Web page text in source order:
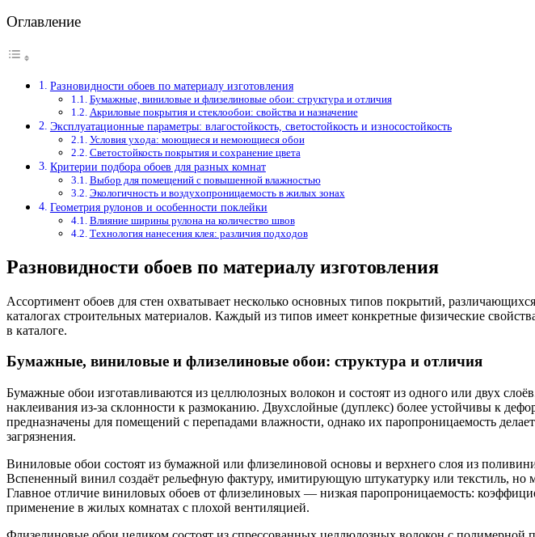
Оглавление
Разновидности обоев по материалу изготовления
Бумажные, виниловые и флизелиновые обои: структура и отличия
Акриловые покрытия и стеклообои: свойства и назначение
Эксплуатационные параметры: влагостойкость, светостойкость и износостойкость
Условия ухода: моющиеся и немоющиеся обои
Светостойкость покрытия и сохранение цвета
Критерии подбора обоев для разных комнат
Выбор для помещений с повышенной влажностью
Экологичность и воздухопроницаемость в жилых зонах
Геометрия рулонов и особенности поклейки
Влияние ширины рулона на количество швов
Технология нанесения клея: различия подходов
Разновидности обоев по материалу изготовления
Ассортимент обоев для стен охватывает несколько основных типов покрытий,
каталогах строительных материалов. Каждый из типов имеет конкретные физические
в каталоге.
Бумажные, виниловые и флизелиновые обои: структура и отличия
Бумажные обои изготавливаются из целлюлозных волокон и состоят из одного или двух
наклеивания из-за склонности к размоканию. Двухслойные (дуплекс) более устойчивы к
предназначены для помещений с перепадами влажности, однако их паропроницаемость
загрязнения.
Виниловые обои состоят из бумажной или флизелиновой основы и верхнего слоя из
Вспененный винил создаёт рельефную фактуру, имитирующую штукатурку или текстиль, но
Главное отличие виниловых обоев от флизелиновых — низкая паропроницаемость:
применение в жилых комнатах с плохой вентиляцией.